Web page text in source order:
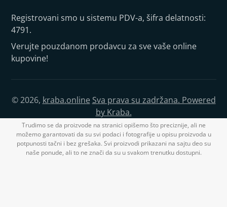
Registrovani smo u sistemu PDV-a, šifra delatnosti:
4791.
Verujte pouzdanom prodavcu za sve vaše online
kupovine!
© 2026, kraba.online Sva prava su zadržana. Powered
by Kraba.
Trudimo se da proizvode na stranici opišemo što preciznije, ali ne
možemo garantovati da su svi podaci i fotografije u opisu proizvoda u
potpunosti tačni i bez grešaka. Svi proizvodi prikazani na sajtu deo su
naše ponude, ali to ne znači da su u svakom trenutku dostupni.